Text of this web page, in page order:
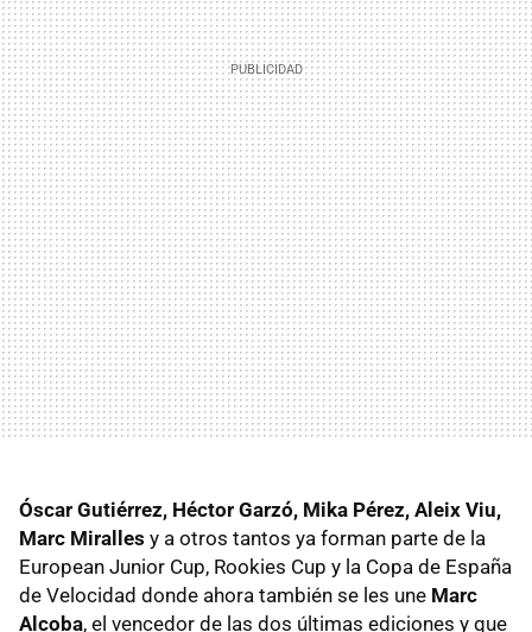
Óscar Gutiérrez, Héctor Garzó, Mika Pérez, Aleix Viu,
Marc Miralles y a otros tantos ya forman parte de la
European Junior Cup, Rookies Cup y la Copa de España
de Velocidad donde ahora también se les une Marc
Alcoba, el vencedor de las dos últimas ediciones y que